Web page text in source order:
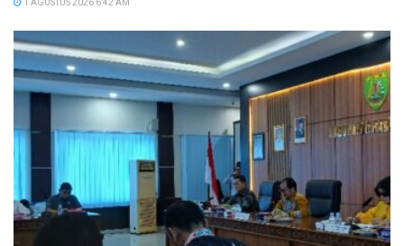
1 AGUSTUS 2026 6:42 AM